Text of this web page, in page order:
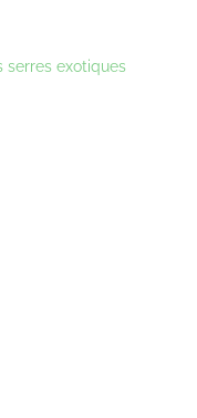
serres exotiques